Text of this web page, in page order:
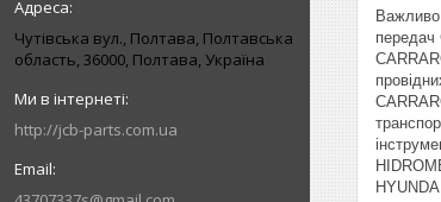
Чутівська вул., Полтава, Полтавська
область, 36000, Полтава, Україна
http://jcb-parts.com.ua
передач